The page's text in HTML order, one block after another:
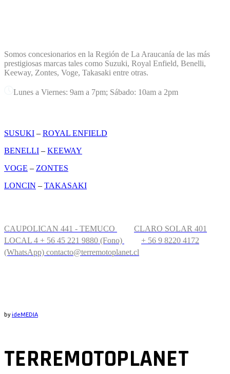
Somos concesionarios en la Región de La Araucanía de las más
prestigiosas marcas tales como Suzuki, Royal Enfield, Benelli,
Keeway, Zontes, Voge, Takasaki entre otras.
Lunes a Viernes: 9am a 7pm; Sábado: 10am a 2pm
SUSUKI – ROYAL ENFIELD
BENELLI – KEEWAY
VOGE – ZONTES
LONCIN – TAKASAKI
CAUPOLICAN 441 - TEMUCO
CLARO SOLAR 401
LOCAL 4 + 56 45 221 9880 (Fono)
+ 56 9 8220 4172
(WhatsApp) contacto@terremotoplanet.cl
byideMEDIA
TERREMOTOPLANET